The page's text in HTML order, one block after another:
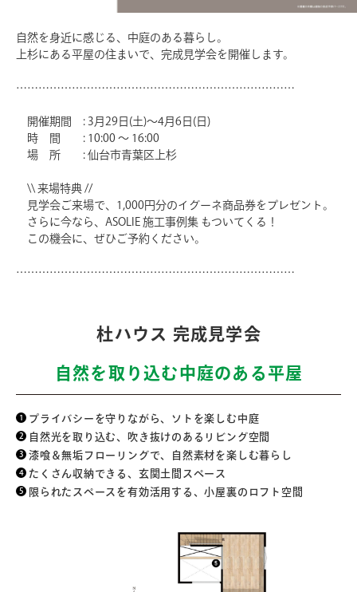
自然を身近に感じる、中庭のある暮らし。
上杉にある平屋の住まいで、完成見学会を開催します。
…………………………………………………………………
開催期間 : 3月29日(土)～4月6日(日)
時 間 : 10:00 ～ 16:00
場 所 : 仙台市青葉区上杉
\\ 来場特典 //
見学会ご来場で、1,000円分のイグーネ商品券をプレゼント。
さらに今なら、ASOLIE 施工事例集 もついてくる！
この機会に、ぜひご予約ください。
…………………………………………………………………
杜ハウス 完成見学会
自然を取り込む中庭のある平屋
プライバシーを守りながら、ソトを楽しむ中庭
自然光を取り込む、吹き抜けのあるリビング空間
漆喰＆無垢フローリングで、自然素材を楽しむ暮らし
たくさん収納できる、玄関土間スペース
限られたスペースを有効活用する、小屋裏のロフト空間